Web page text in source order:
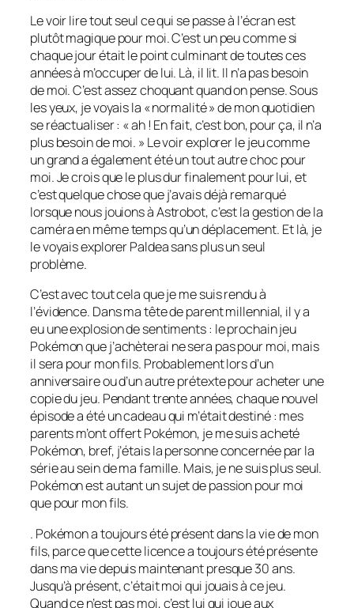
Le voir lire tout seul ce qui se passe à l’écran est
plutôt magique pour moi. C’est un peu comme si
chaque jour était le point culminant de toutes ces
années à m’occuper de lui. Là, il lit. Il n’a pas besoin
de moi. C’est assez choquant quand on pense. Sous
les yeux, je voyais la « normalité » de mon quotidien
se réactualiser : « ah ! En fait, c’est bon, pour ça, il n’a
plus besoin de moi. » Le voir explorer le jeu comme
un grand a également été un tout autre choc pour
moi. Je crois que le plus dur finalement pour lui, et
c’est quelque chose que j’avais déjà remarqué
lorsque nous jouions àAstrobot, c’est la gestion de la
caméra en même temps qu’un déplacement. Et là, je
le voyais explorer Paldea sans plus un seul
problème.
C’est avec tout cela que je me suis rendu à
l’évidence. Dans ma tête de parent millennial, il y a
eu une explosion de sentiments : le prochain jeu
Pokémonque j’achèterai ne sera pas pour moi, mais
il sera pour mon fils. Probablement lors d’un
anniversaire ou d’un autre prétexte pour acheter une
copie du jeu. Pendant trente années, chaque nouvel
épisode a été un cadeau qui m’était destiné : mes
parents m’ont offertPokémon, je me suis acheté
Pokémon, bref, j’étais la personne concernée par la
série au sein de ma famille. Mais, je ne suis plus seul.
Pokémonest autant un sujet de passion pour moi
que pour mon fils.
. Pokémona toujours été présent dans la vie de mon
fils, parce que cette licence a toujours été présente
dans ma vie depuis maintenant presque 30 ans.
Jusqu’à présent, c’était moi qui jouais à ce jeu.
Quand ce n’est pas moi, c’est lui qui joue aux